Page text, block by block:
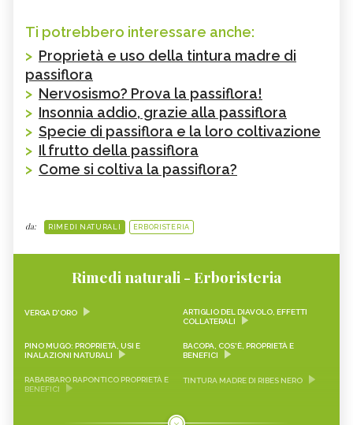
Ti potrebbero interessare anche:
> Proprietà e uso della tintura madre di
passiflora
> Nervosismo? Prova la passiflora!
> Insonnia addio, grazie alla passiflora
> Specie di passiflora e la loro coltivazione
> Il frutto della passiflora
> Come si coltiva la passiflora?
da: RIMEDI NATURALI ERBORISTERIA
Rimedi naturali - Erboristeria
VERGA D'ORO
ARTIGLIO DEL DIAVOLO, EFFETTI
COLLATERALI
PINO MUGO: PROPRIETÀ, USI E
INALAZIONI NATURALI
BACOPA, COS'È, PROPRIETÀ E
BENEFICI
RABARBARO RAPONTICO PROPRIETÀ E
BENEFICI
TINTURA MADRE DI RIBES NERO